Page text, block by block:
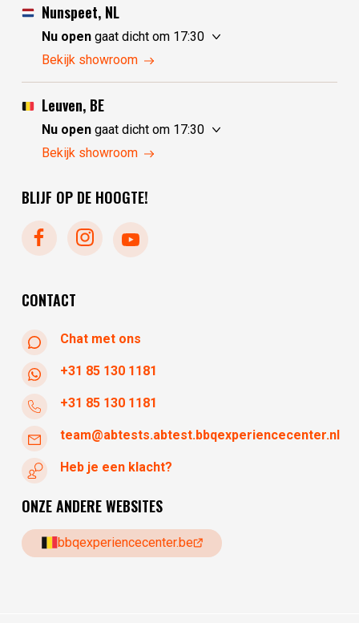
zondag
maandag
dinsdag
Nunspeet, NL
Nu opengaat dicht om 17:30
vrijdag
zaterdag
10:00 - 17:30
zondag
maandag
dinsdag
Bekijk showroom
Leuven, BE
Nu opengaat dicht om 17:30
vrijdag
zondag
dinsdag
woensdag
Bekijk showroom
BLIJF OP DE HOOGTE!
CONTACT
Chat met ons
+31 85 130 1181
+31 85 130 1181
team@abtests.abtest.bbqexperiencecenter.nl
Heb je een klacht?
ONZE ANDERE WEBSITES
bbqexperiencecenter.be